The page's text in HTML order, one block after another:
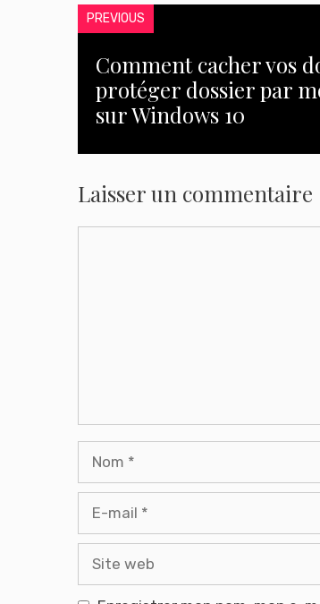
PREVIOUS
Comment cacher vos
protéger dossier par
sur Windows 10
Laisser un commentaire
Nom
Site